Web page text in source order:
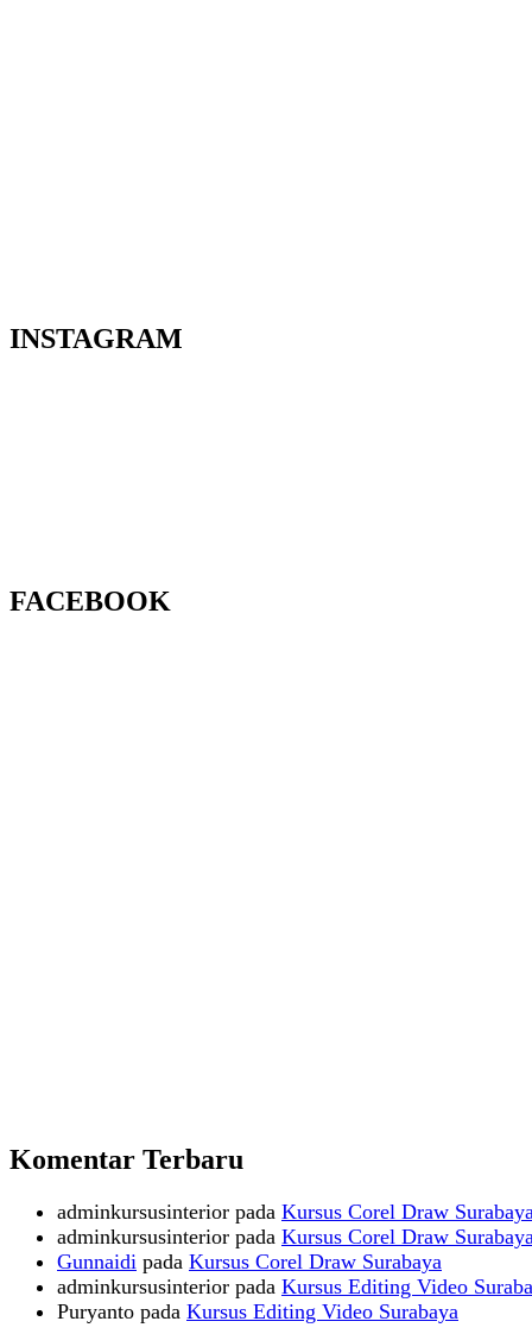
INSTAGRAM
FACEBOOK
Komentar Terbaru
adminkursusinterior pada Kursus Corel Draw
adminkursusinterior pada Kursus Corel Draw
Gunnaidi pada Kursus Corel Draw Surabaya
adminkursusinterior pada Kursus Editing Video
Puryanto pada Kursus Editing Video Surabaya